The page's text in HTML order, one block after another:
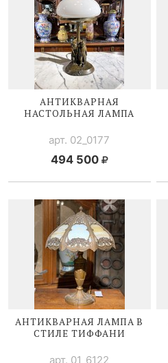
АНТИКВАРНАЯ
НАСТОЛЬНАЯ ЛАМПА
арт. 02_0177
494 500
АНТИКВАРНАЯ ЛАМПА В
СТИЛЕ ТИФФАНИ
арт. 01_6122